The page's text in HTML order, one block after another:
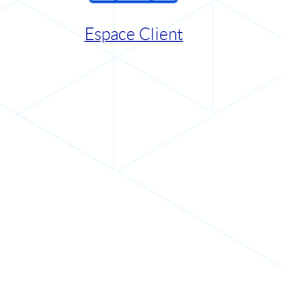
Espace Client